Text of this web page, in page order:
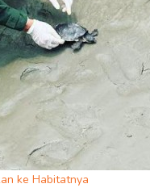
ke Habitatnya